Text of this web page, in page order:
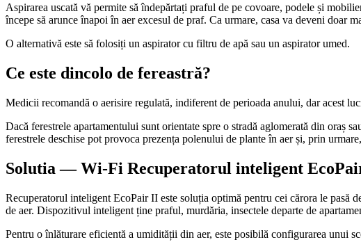
Aspirarea uscată vă permite să îndepărtați praful de pe covoare, podele și
începe să arunce înapoi în aer excesul de praf. Ca urmare, casa va deveni doar
O alternativă este să folosiți un aspirator cu filtru de apă sau un aspirator umed.
Ce este dincolo de fereastră?
Medicii recomandă o aerisire regulată, indiferent de perioada anului, dar acest
Dacă ferestrele apartamentului sunt orientate spre o stradă aglomerată din oraș
ferestrele deschise pot provoca prezența polenului de plante în aer și, prin
Solutia — Wi-Fi Recuperatorul inteligent
Recuperatorul inteligent EcoPair II este soluția optimă pentru cei cărora le pasă
de aer. Dispozitivul inteligent ține praful, murdăria, insectele departe de
Pentru o înlăturare eficientă a umidității din aer, este posibilă configurarea unui